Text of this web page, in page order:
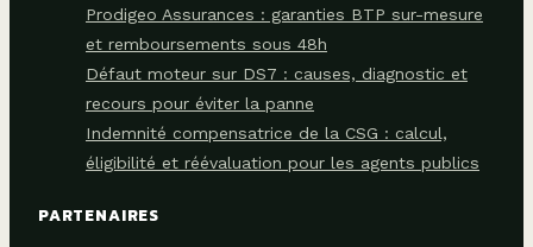
Prodigeo Assurances : garanties BTP sur-mesure
et remboursements sous 48h
Défaut moteur sur DS7 : causes, diagnostic et
recours pour éviter la panne
Indemnité compensatrice de la CSG : calcul,
éligibilité et réévaluation pour les agents publics
PARTENAIRES